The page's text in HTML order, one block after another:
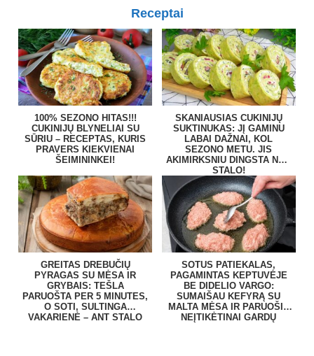
Receptai
100% SEZONO HITAS!!!
CUKINIJŲ BLYNELIAI SU
SŪRIU – RECEPTAS, KURIS
PRAVERS KIEKVIENAI
ŠEIMININKEI!
SKANIAUSIAS CUKINIJŲ
SUKTINUKAS: JĮ GAMINU
LABAI DAŽNAI, KOL
SEZONO METU. JIS
AKIMIRKSNIU DINGSTA NUO
STALO!
GREITAS DREBUČIŲ
PYRAGAS SU MĖSA IR
GRYBAIS: TEŠLA
PARUOŠTA PER 5 MINUTES,
O SOTI, SULTINGA
VAKARIENĖ – ANT STALO
SOTUS PATIEKALAS,
PAGAMINTAS KEPTUVĖJE
BE DIDELIO VARGO:
SUMAIŠAU KEFYRĄ SU
MALTA MĖSA IR PARUOŠIU
NEĮTIKĖTINAI GARDŲ